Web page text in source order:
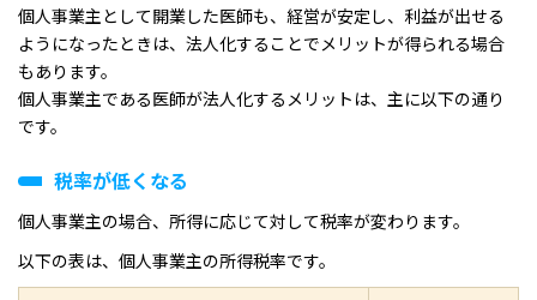
個人事業主として開業した医師も、経営が安定し、利益が出せる
ようになったときは、法人化することでメリットが得られる場合
もあります。
個人事業主である医師が法人化するメリットは、主に以下の通り
です。
税率が低くなる
個人事業主の場合、所得に応じて対して税率が変わります。
以下の表は、個人事業主の所得税率です。